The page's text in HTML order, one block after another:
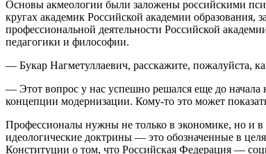
Основы акмеологии были заложены российскими
кругах академик Российской академии
профессиональной деятельности Российской
педагогики и философии.
— Букар Нагметуллаевич, расскажите, пожалуйста,
— Этот вопрос у нас успешно решался еще до начала
концепции модернизации. Кому-то это может
Профессионалы нужны не только в экономике, но и
идеологические доктрины — это обозначенные в
Конституции о том, что Российская Федерация —